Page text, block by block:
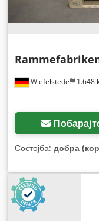
Wiefelstede 1.648
Состојба: добра